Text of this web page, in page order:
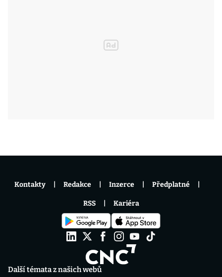
Další témata z našich webů
Kontakty Redakce Inzerce Předplatné
RSS Kariéra